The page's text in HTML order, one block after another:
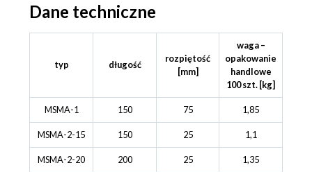
Dane techniczne
typ długość
rozpiętość
[mm]
waga –
opakowanie
handlowe
100 szt. [kg]
MSMA-1 150 75 1,85
MSMA-2-15 150 25 1,1
MSMA-2-20 200 25 1,35